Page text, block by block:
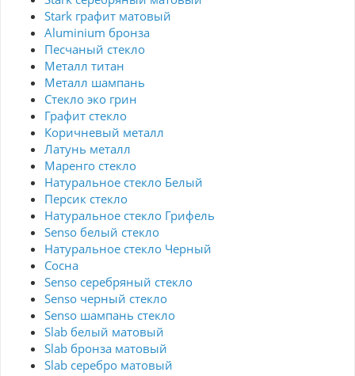
Stark графит матовый
Aluminium бронза
Песчаный стекло
Металл титан
Металл шампань
Стекло эко грин
Графит стекло
Коричневый металл
Латунь металл
Маренго стекло
Натуральное стекло Белый
Персик стекло
Натуральное стекло Грифель
Senso белый стекло
Натуральное стекло Черный
Сосна
Senso серебряный стекло
Senso черный стекло
Senso шампань стекло
Slab белый матовый
Slab бронза матовый
Slab серебро матовый